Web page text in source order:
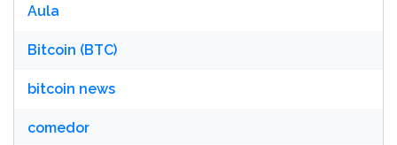
Aula
Bitcoin (BTC)
bitcoin news
comedor